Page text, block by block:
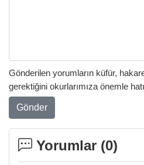
Gönderilen yorumların küfür,
gerektiğini okurlarımıza önemle
Gönder
Yorumlar (0)